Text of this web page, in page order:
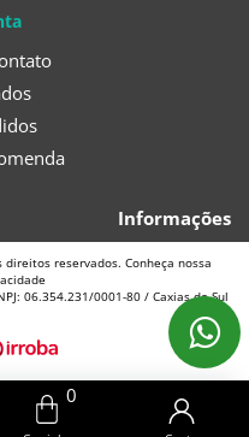
Informações
reservados. Conheça nossa
06.354.231/0001-80 / Caxias do Sul
0